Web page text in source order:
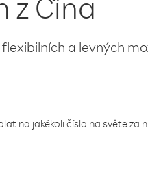
a levných
na jakékoli číslo na světe za